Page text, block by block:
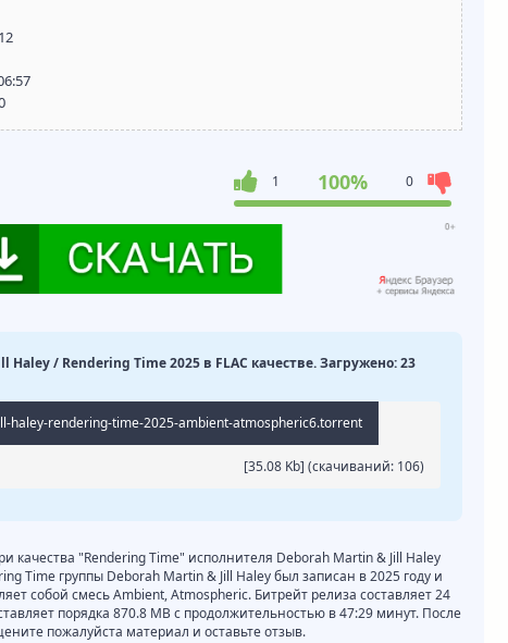
1 100% 0
Haley / Rendering Time 2025 в FLAC качестве. Загружено: 23
haley-rendering-time-2025-ambient-atmospheric6.torrent
[35.08 Kb] (cкачиваний: 106)
качества "Rendering Time" исполнителя Deborah Martin & Jill Haley
Time группы Deborah Martin & Jill Haley был записан в 2025 году и
собой смесь Ambient, Atmospheric. Битрейт релиза составляет 24
порядка 870.8 MB с продолжительностью в 47:29 минут. После
пожалуйста материал и оставьте отзыв.